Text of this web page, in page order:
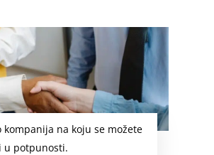
kompanija na koju se možete
u potpunosti.